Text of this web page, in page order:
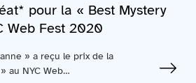
pour la « Best Mystery
Web Fest 2020
» a reçu le prix de la
au NYC Web…